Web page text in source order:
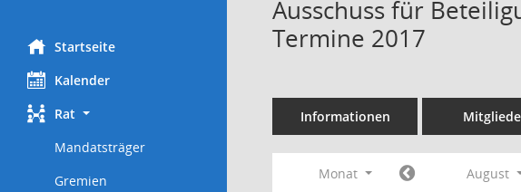
Startseite
Kalender
Rat
Mandatsträger
Gremien
Ausschuss für
Termine 2017
Informationen
Monat August